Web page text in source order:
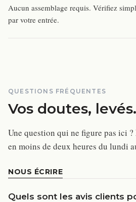
Aucun assemblage requis. Vérifiez
par votre entrée.
QUESTIONS FRÉQUENTES
Vos doutes, levés.
Une question qui ne figure pas ici
en moins de deux heures du lundi
NOUS ÉCRIRE
Quels sont les avis clients